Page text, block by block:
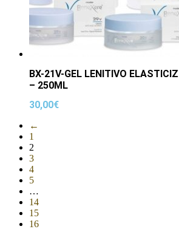
BX-21V-GEL LENITIVO
– 250ML
30,00€
←
1
2
3
4
5
…
14
15
16